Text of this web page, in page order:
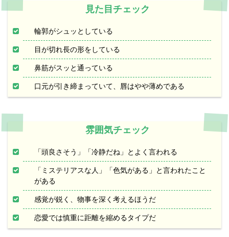
見た目チェック
輪郭がシュッとしている
目が切れ長の形をしている
鼻筋がスッと通っている
口元が引き締まっていて、唇はやや薄めである
雰囲気チェック
「頭良さそう」「冷静だね」とよく言われる
「ミステリアスな人」「色気がある」と言われたこと
がある
感覚が鋭く、物事を深く考えるほうだ
恋愛では慎重に距離を縮めるタイプだ